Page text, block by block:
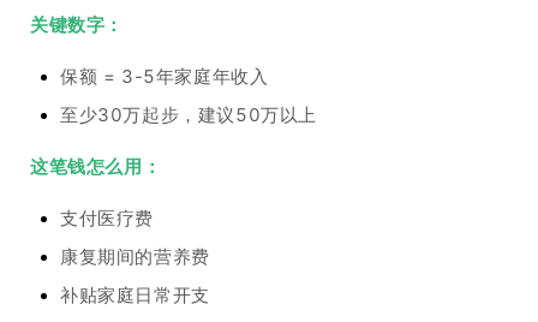
关键数字：
保额 = 3-5年家庭年收入
至少30万起步，建议50万以上
这笔钱怎么用：
支付医疗费
康复期间的营养费
补贴家庭日常开支